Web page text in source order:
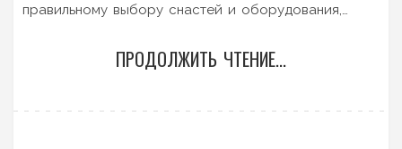
правильному выбору снастей и оборудования,
рыбалке. Узнаем, как можно использовать этикет и
ПРОДОЛЖИТЬ ЧТЕНИЕ...